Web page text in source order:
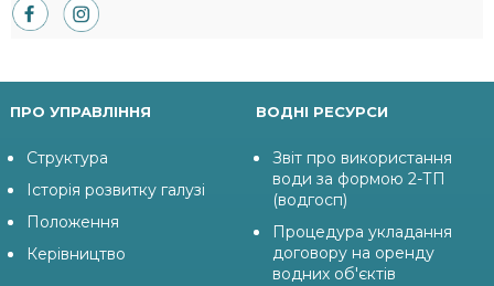
ПРО УПРАВЛІННЯ
Структура
Історія розвитку галузі
Положення
Керівництво
ВОДНІ РЕСУРСИ
Звіт про використання
води за формою 2-ТП
(водгосп)
Процедура укладання
договору на оренду
водних об'єктів